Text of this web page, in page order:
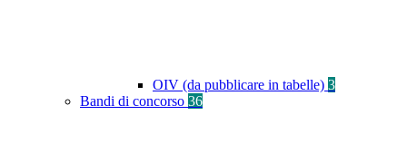
OIV (da pubblicare in tabelle) 3
Bandi di concorso 36